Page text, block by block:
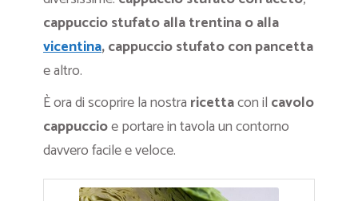
cappuccio stufato alla trentina o alla
vicentina,cappuccio stufato con pancetta
e altro.
È ora di scoprire la nostra ricettacon il cavolo
cappuccioe portare in tavola un contorno
davvero facile e veloce.